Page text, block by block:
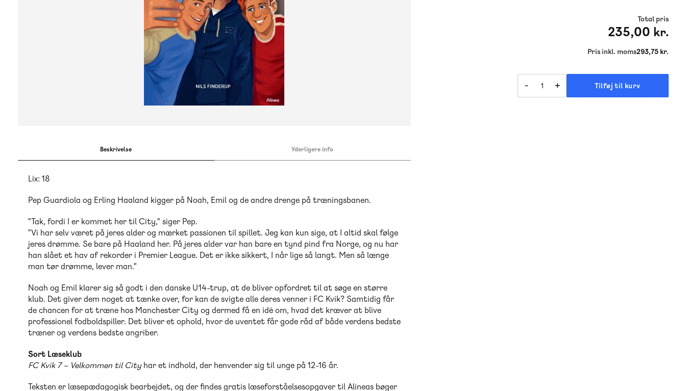
Total pris
235,00 kr.
Pris inkl. moms293,75 kr.
- + Tilføj til kurv
Beskrivelse Yderligere info
Lix: 18
Pep Guardiola og Erling Haaland kigger på Noah, Emil og de andre drenge på træningsbanen.
"Tak, fordi I er kommet her til City," siger Pep.
"Vi har selv været på jeres alder og mærket passionen til spillet. Jeg kan kun sige, at I altid skal følge
jeres drømme. Se bare på Haaland her. På jeres alder var han bare en tynd pind fra Norge, og nu har
han slået et hav af rekorder i Premier League. Det er ikke sikkert, I når lige så langt. Men så længe
man tør drømme, lever man."
Noah og Emil klarer sig så godt i den danske U14-trup, at de bliver opfordret til at søge en større
klub. Det giver dem noget at tænke over, for kan de svigte alle deres venner i FC Kvik? Samtidig får
de chancen for at træne hos Manchester City og dermed få en idé om, hvad det kræver at blive
professionel fodboldspiller. Det bliver et ophold, hvor de uventet får gode råd af både verdens bedste
træner og verdens bedste angriber.
Sort Læseklub
FC Kvik 7 – Velkommen til Cityhar et indhold, der henvender sig til unge på 12-16 år.
Teksten er læsepædagogisk bearbejdet, og der findes gratis læseforståelsesopgaver til Alineas bøger